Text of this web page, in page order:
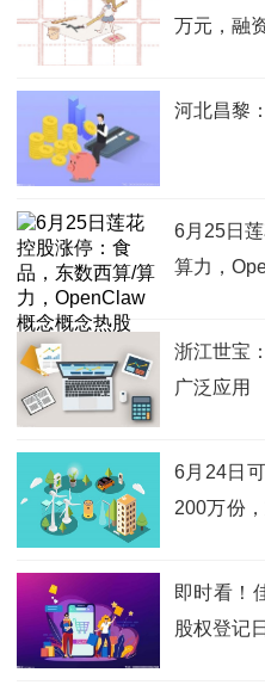
万元，融
河北昌黎
6月25日
算力，
浙江世宝
广泛应用
6月24日
200万份
即时看！
股权登记